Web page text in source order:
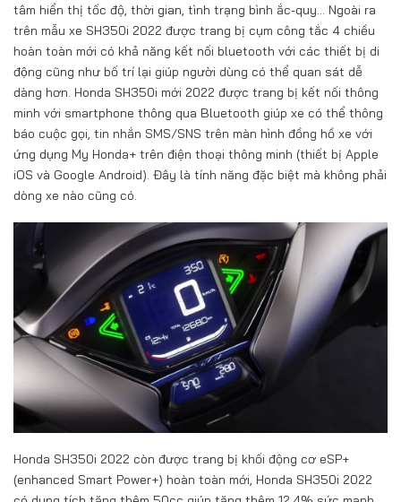
tâm hiển thị tốc độ, thời gian, tình trạng bình ắc-quy… Ngoài ra
trên mẫu xe SH350i 2022 được trang bị cụm công tắc 4 chiều
hoàn toàn mới có khả năng kết nối bluetooth với các thiết bị di
động cũng như bố trí lại giúp người dùng có thể quan sát dễ
dàng hơn. Honda SH350i mới 2022 được trang bị kết nối thông
minh với smartphone thông qua Bluetooth giúp xe có thể thông
báo cuộc gọi, tin nhắn SMS/SNS trên màn hình đồng hồ xe với
ứng dụng My Honda+ trên điện thoại thông minh (thiết bị Apple
iOS và Google Android). Đây là tính năng đặc biệt mà không phải
dòng xe nào cũng có.
Honda SH350i 2022 còn được trang bị khối động cơ eSP+
(enhanced Smart Power+) hoàn toàn mới, Honda SH350i 2022